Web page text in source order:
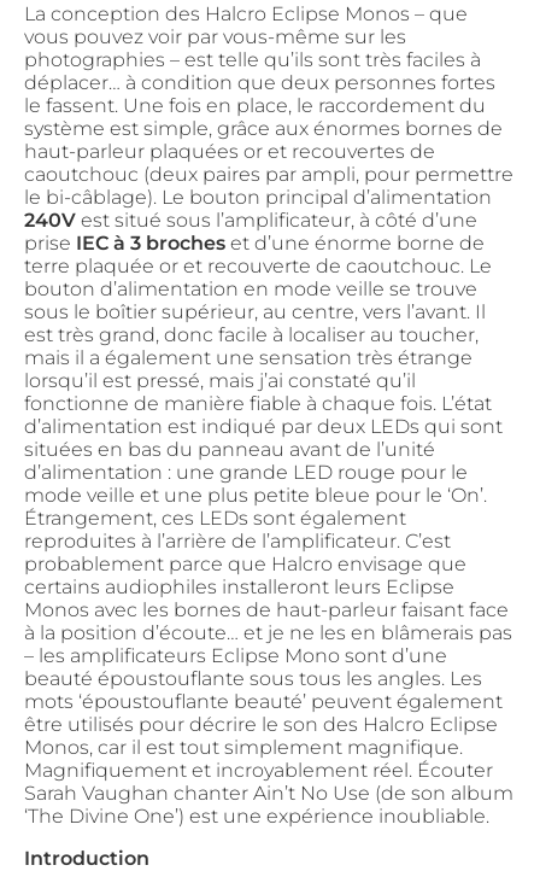
La conception des Halcro Eclipse Monos – que
vous pouvez voir par vous-même sur les
photographies – est telle qu’ils sont très faciles à
déplacer… à condition que deux personnes fortes
le fassent. Une fois en place, le raccordement du
système est simple, grâce aux énormes bornes de
haut-parleur plaquées or et recouvertes de
caoutchouc (deux paires par ampli, pour permettre
le bi-câblage). Le bouton principal d’alimentation
240V est situé sous l’amplificateur, à côté d’une
prise IEC à 3 broches et d’une énorme borne de
terre plaquée or et recouverte de caoutchouc. Le
bouton d’alimentation en mode veille se trouve
sous le boîtier supérieur, au centre, vers l’avant. Il
est très grand, donc facile à localiser au toucher,
mais il a également une sensation très étrange
lorsqu’il est pressé, mais j’ai constaté qu’il
fonctionne de manière fiable à chaque fois. L’état
d’alimentation est indiqué par deux LEDs qui sont
situées en bas du panneau avant de l’unité
d’alimentation : une grande LED rouge pour le
mode veille et une plus petite bleue pour le ‘On’.
Étrangement, ces LEDs sont également
reproduites à l’arrière de l’amplificateur. C’est
probablement parce que Halcro envisage que
certains audiophiles installeront leurs Eclipse
Monos avec les bornes de haut-parleur faisant face
à la position d’écoute… et je ne les en blâmerais pas
– les amplificateurs Eclipse Mono sont d’une
beauté époustouflante sous tous les angles. Les
mots ‘époustouflante beauté’ peuvent également
être utilisés pour décrire le son des Halcro Eclipse
Monos, car il est tout simplement magnifique.
Magnifiquement et incroyablement réel. Écouter
Sarah Vaughan chanter Ain’t No Use (de son album
‘The Divine One’) est une expérience inoubliable.
Introduction